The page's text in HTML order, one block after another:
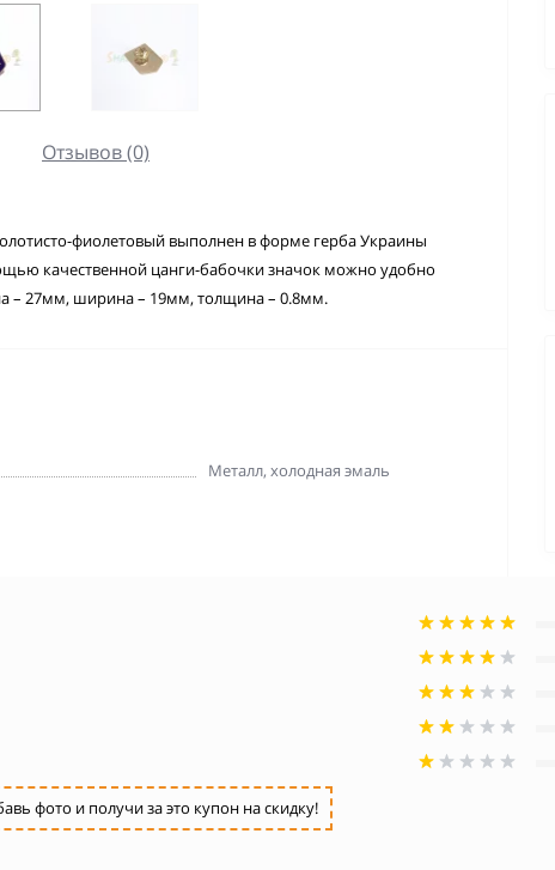
Отзывов (0)
фиолетовый выполнен в форме герба Украины
качественной цанги-бабочки значок можно удобно
– 27мм, ширина – 19мм, толщина – 0.8мм.
Металл, холодная эмаль
фото и получи за это купон на скидку!